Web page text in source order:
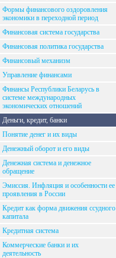
Формы финансового оздоровления
экономики в переходной период
Финансовая система государства
Финансовая политика государства
Финансовый механизм
Управление финансами
Финансы Республики Беларусь в
системе международных
экономических отношений
Деньги, кредит, банки
Понятие денег и их виды
Денежный оборот и его виды
Денежная система и денежное
обращение
Эмиссия. Инфляция и особенности ее
проявления в России
Кредит как форма движения ссудного
капитала
Кредитная система
Коммерческие банки и их
деятельность